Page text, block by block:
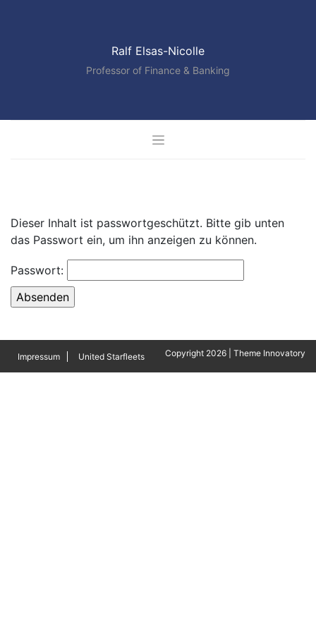
Ralf Elsas-Nicolle
Professor of Finance & Banking
Dieser Inhalt ist passwortgeschützt. Bitte gib unten
das Passwort ein, um ihn anzeigen zu können.
Passwort:
Impressum United Starfleets Copyright 2026 | Theme Innovatory